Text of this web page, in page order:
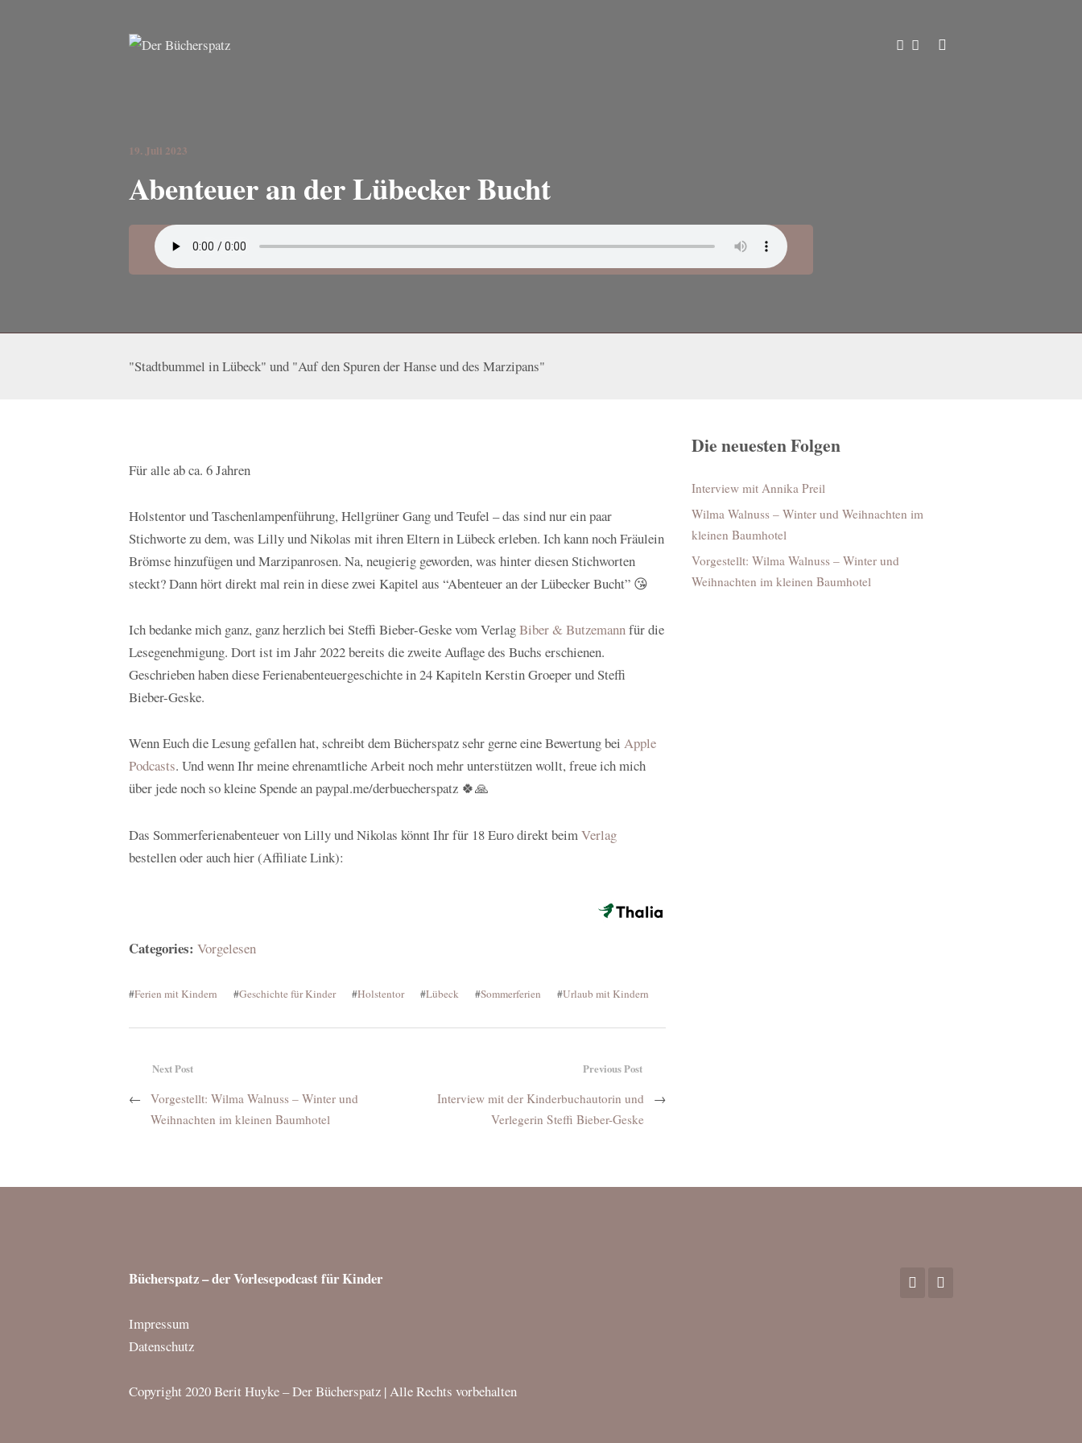
19. Juli 2023
Abenteuer an der Lübecker Bucht
"Stadtbummel in Lübeck" und "Auf den Spuren der Hanse und des Marzipans"
Für alle ab ca. 6 Jahren
Holstentor und Taschenlampenführung, Hellgrüner Gang und Teufel – das sind nur ein paar
Stichworte zu dem, was Lilly und Nikolas mit ihren Eltern in Lübeck erleben. Ich kann noch Fräulein
Brömse hinzufügen und Marzipanrosen. Na, neugierig geworden, was hinter diesen Stichworten
steckt? Dann hört direkt mal rein in diese zwei Kapitel aus “Abenteuer an der Lübecker Bucht” 😘
Ich bedanke mich ganz, ganz herzlich bei Steffi Bieber-Geske vom VerlagBiber & Butzemannfür die
Lesegenehmigung. Dort ist im Jahr 2022 bereits die zweite Auflage des Buchs erschienen.
Geschrieben haben diese Ferienabenteuergeschichte in 24 Kapiteln Kerstin Groeper und Steffi
Bieber-Geske.
Wenn Euch die Lesung gefallen hat, schreibt dem Bücherspatz sehr gerne eine Bewertung bei Apple
Podcasts. Und wenn Ihr meine ehrenamtliche Arbeit noch mehr unterstützen wollt, freue ich mich
über jede noch so kleine Spende an paypal.me/derbuecherspatz 🍀🙏
Das Sommerferienabenteuer von Lilly und Nikolas könnt Ihr für 18 Euro direkt beim Verlag
bestellen oder auch hier (Affiliate Link):
Categories: Vorgelesen
#Ferien mit Kindern #Geschichte für Kinder #Holstentor #Lübeck #Sommerferien #Urlaub mit Kindern
Previous Post
Interview mit der Kinderbuchautorin und
Verlegerin Steffi Bieber-Geske
→
Next Post
←
Vorgestellt: Wilma Walnuss – Winter und
Weihnachten im kleinen Baumhotel
Die neuesten Folgen
Interview mit Annika Preil
Wilma Walnuss – Winter und Weihnachten im
kleinen Baumhotel
Vorgestellt: Wilma Walnuss – Winter und
Weihnachten im kleinen Baumhotel
Bücherspatz – der Vorlesepodcast für Kinder
Impressum
Datenschutz
Copyright 2020 Berit Huyke – Der Bücherspatz | Alle Rechts vorbehalten